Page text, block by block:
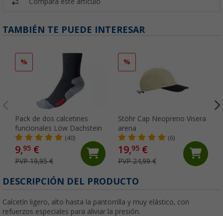
TAMBIÉN TE PUEDE INTERESAR
%
Pack de dos calcetines
funcionales Löw Dachstein
(40)
9,95 €
PVP 19,95 €
%
Stöhr Cap Neopreno Visera
arena
(6)
19,95€
PVP 24,99 €
DESCRIPCIÓN DEL PRODUCTO
Calcetín ligero, alto hasta la pantorrilla y muy elástico, con
refuerzos especiales para aliviar la presión.